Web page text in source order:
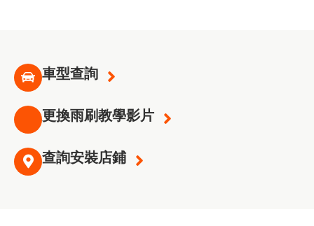
車型查詢
更換雨刷教學影片
查詢安裝店鋪